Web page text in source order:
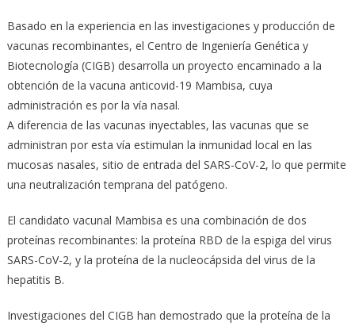
Basado en la experiencia en las investigaciones y producción de
vacunas recombinantes, el Centro de Ingeniería Genética y
Biotecnología (CIGB) desarrolla un proyecto encaminado a la
obtención de la vacuna anticovid-19 Mambisa, cuya
administración es por la vía nasal.
A diferencia de las vacunas inyectables, las vacunas que se
administran por esta vía estimulan la inmunidad local en las
mucosas nasales, sitio de entrada del SARS-CoV-2, lo que permite
una neutralización temprana del patógeno.
El candidato vacunal Mambisa es una combinación de dos
proteínas recombinantes: la proteína RBD de la espiga del virus
SARS-CoV-2, y la proteína de la nucleocápsida del virus de la
hepatitis B.
Investigaciones del CIGB han demostrado que la proteína de la